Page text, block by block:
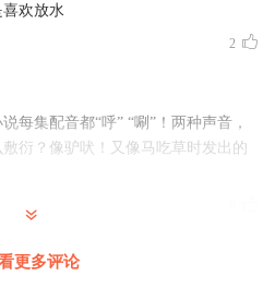
欢放水
2
每集配音都“呼” “唰”！两种声音，
衍？像驴吠！又像马吃草时发出的
更多评论